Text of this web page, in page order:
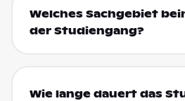
Welches Sachgebiet
der Studiengang?
Wie lange dauert das